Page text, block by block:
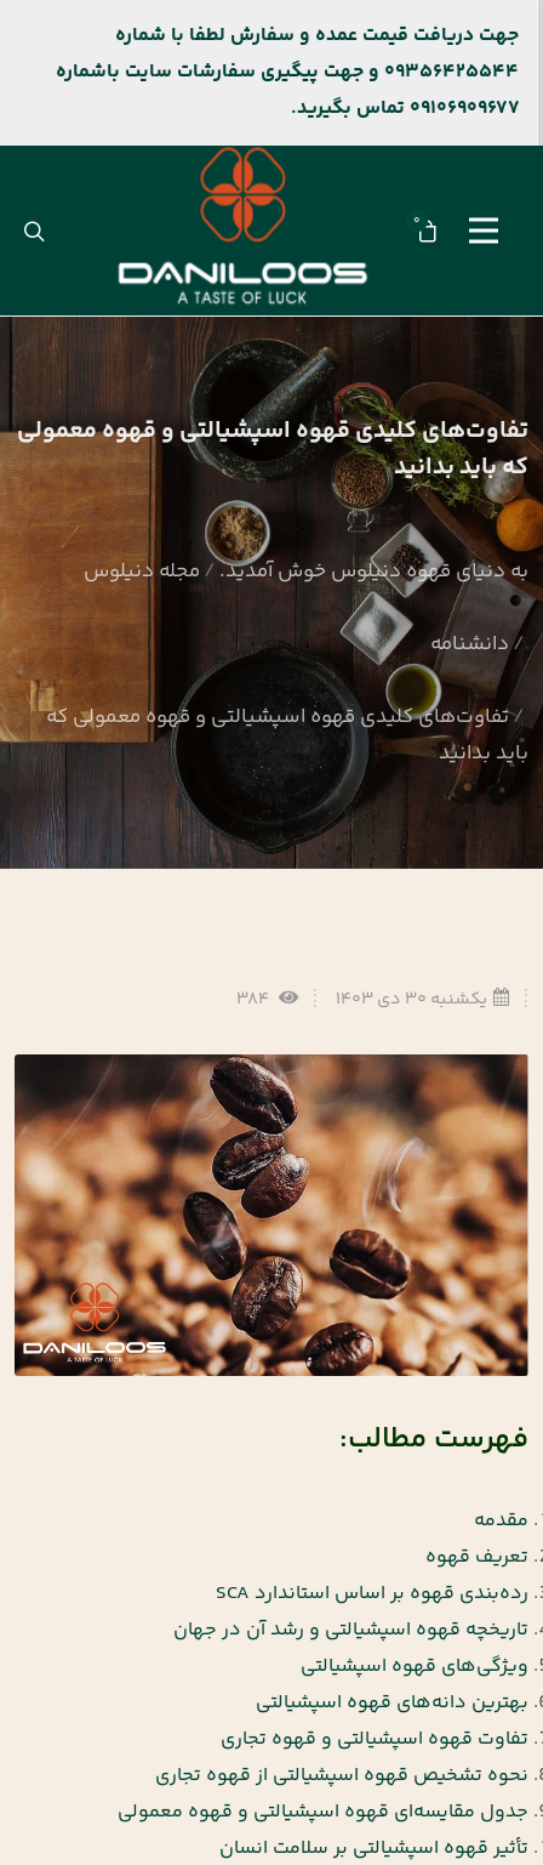
جهت دریافت قیمت عمده و سفارش لطفا با شماره
09356425544 و جهت پیگیری سفارشات سایت باشماره
09106909677 تماس بگیرید.
0
تفاوت‌های کلیدی قهوه اسپشیالتی و قهوه معمولی
که باید بدانید
به دنیای قهوه دنیلوس خوش آمدید. مجله دنیلوس
دانشنامه
تفاوت‌های کلیدی قهوه اسپشیالتی و قهوه معمولی که
باید بدانید
یکشنبه 30 دی 1403
فهرست مطالب:
مقدمه
تعریف قهوه
رده‌بندی قهوه بر اساس استاندارد SCA
تاریخچه قهوه اسپشیالتی و رشد آن در جهان
ویژگی‌های قهوه اسپشیالتی
بهترین دانه‌های قهوه اسپشیالتی
تفاوت قهوه اسپشیالتی و قهوه تجاری
نحوه تشخیص قهوه اسپشیالتی از قهوه تجاری
جدول مقایسه‌ای قهوه اسپشیالتی و قهوه معمولی
تأثیر قهوه اسپشیالتی بر سلامت انسان